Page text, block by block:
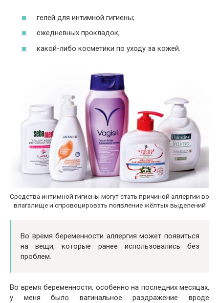
гелей для интимной гигиены;
ежедневных прокладок;
какой-либо косметики по уходу за кожей.
Средства интимной гигиены могут стать причиной аллергии во
влагалище и спровоцировать появление жёлтых выделений
Во время беременности аллергия может появиться
на вещи, которые ранее использовались без
проблем.
Во время беременности, особенно на последних месяцах,
у меня было вагинальное раздражение вроде